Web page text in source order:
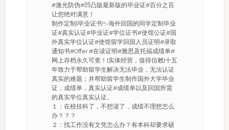
#激光防伪#凹凸版最新版的毕业证#百分之百
让您绝对满意！
制作定制|毕业证书!!~海外回国的同学定制毕业
证#真实认证#毕业证#学位证书#使馆公证#国
外真实学位认证#使馆留学回国人员证明#录取
通知书#Offer #在读证明#雅思及托福成绩单#
网上存档永久可查！[实体经营，值得信赖]十五
年致力于帮助留学生解决无法毕业，无法认证
真实的难题；并帮助留学生制作国外大学毕业
证，成绩单，真实认证#成绩单以及回国所需
的真实学位真实认证。
１：在校挂科了，不想读了，成绩不理想怎么
办？？？
２：找工作没有文凭怎么办？有本科却要求硕